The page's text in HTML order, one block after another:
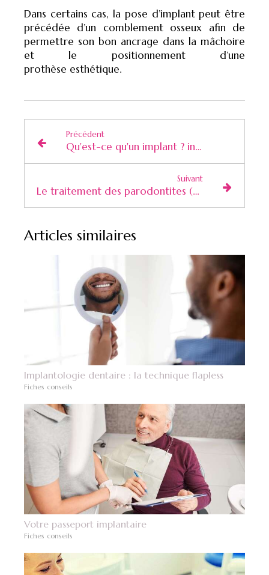
Dans certains cas, la pose d’implant peut être
précédée d’un comblement osseux afin de
permettre son bon ancrage dans la mâchoire
et le positionnement d’une
prothèse esthétique.
Précédent
Qu'est-ce qu'un implant ? indications et contre-indications
Suivant
Le traitement des parodontites (déchaussement des dents)
Articles similaires
Implantologie dentaire : la technique flapless
Fiches conseils
Votre passeport implantaire
Fiches conseils